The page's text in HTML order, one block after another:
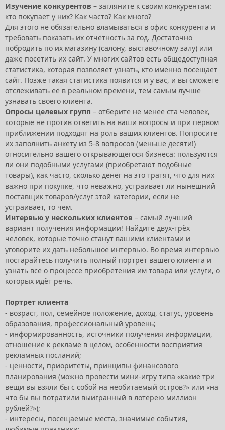
Изучение конкурентов – загляните к своим конкурентам:
кто покупает у них? Как часто? Как много?
Для этого не обязательно вламываться в офис конкурента и
требовать показать их отчётность за год. Достаточно
побродить по их магазину (салону, выставочному залу) или
даже посетить их сайт. У многих сайтов есть общедоступная
статистика, которая позволяет узнать, кто именно посещает
сайт. Позже такая статистика появится и у вас, и вы сможете
отслеживать её в реальном времени, тем самым лучше
узнавать своего клиента.
Опросы целевых групп – отберите не менее ста человек,
которые не против ответить на ваши вопросы и при первом
приближении подходят на роль ваших клиентов. Попросите
их заполнить анкету из 5-8 вопросов (меньше десяти!)
относительно вашего открывающегося бизнеса: пользуются
ли они подобными услугами (приобретают подобные
товары), как часто, сколько денег на это тратят, что для них
важно при покупке, что неважно, устраивает ли нынешний
поставщик товаров/услуг этой категории, если не
устраивает, то чем.
Интервью у нескольких клиентов – самый лучший
вариант получения информации! Найдите двух-трёх
человек, которые точно станут вашими клиентами и
уговорите их дать небольшое интервью. Во время интервью
постарайтесь получить полный портрет вашего клиента и
узнать всё о процессе приобретения им товара или услуги, о
которых идёт речь.
Портрет клиента
- возраст, пол, семейное положение, доход, статус, уровень
образования, профессиональный уровень;
- информированность, источники получения информации,
отношение к рекламе в целом, особенности восприятия
рекламных посланий;
- ценности, приоритеты, принципы финансового
планирования (можно провести мини-игру типа «какие три
вещи вы взяли бы с собой на необитаемый остров?» или «на
что бы вы потратили выигранный в лотерею миллион
рублей?»);
- интересы, посещаемые места, значимые события,